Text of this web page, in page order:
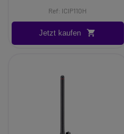
Icom
Lizenzfrei
Ref: ICIP110H
Jetzt kaufen